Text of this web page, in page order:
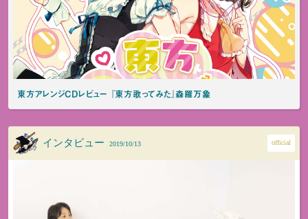
東方アレンジCDレビュー 『東方歌ってみた』森羅万象
インタビュー 2019/10/13 official